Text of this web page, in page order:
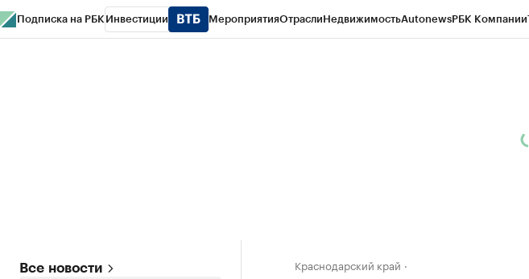
Подписка на РБК Инвестиции МероприятияОтраслиНедвижимостьAutonewsРБК Компании
Все новости Краснодарский край